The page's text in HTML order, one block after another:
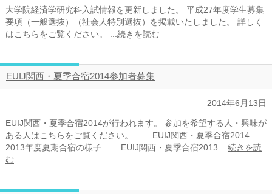
大学院経済学研究科入試情報を更新しました。 平成27年度学生募集
要項（一般選抜）（社会人特別選抜）を掲載いたしました。 詳しく
はこちらをご覧ください。 ... 続きを読む
EUIJ関西・夏季合宿2014参加者募集
2014年6月13日
EUIJ関西・夏季合宿2014が行われます。 参加を希望する人・興味が
ある人はこちらをご覧ください。 EUIJ関西・夏季合宿2014
2013年度夏期合宿の様子 EUIJ関西・夏季合宿2013 ... 続きを読
む